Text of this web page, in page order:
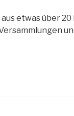
etwas über